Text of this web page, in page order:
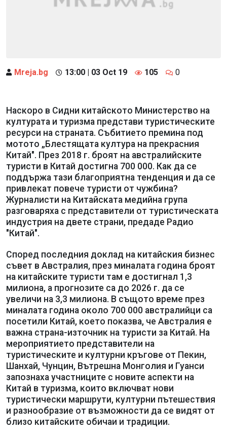
Mreja.bg 13:00 | 03 Oct 19 105 0
Наскоро в Сидни китайското Министерство на
културата и туризма представи туристическите
ресурси на страната. Събитието премина под
мотото „Блестящата култура на прекрасния
Китай". През 2018 г. броят на австралийските
туристи в Китай достигна 700 000. Как да се
поддържа тази благоприятна тенденция и да се
привлекат повече туристи от чужбина?
Журналисти на Китайската медийна група
разговаряха с представители от туристическата
индустрия на двете страни, предаде Радио
"Китай".
Според последния доклад на китайския бизнес
съвет в Австралия, през миналата година броят
на китайските туристи там е достигнал 1,3
милиона, а прогнозите са до 2026 г. да се
увеличи на 3,3 милиона. В същото време през
миналата година около 700 000 австралийци са
посетили Китай, което показва, че Австралия е
важна страна-източник на туристи за Китай. На
мероприятието представители на
туристическите и културни кръгове от Пекин,
Шанхай, Чунцин, Вътрешна Монголия и Гуанси
запознаха участниците с новите аспекти на
Китай в туризма, които включват нови
туристически маршрути, културни пътешествия
и разнообразие от възможности да се видят от
близо китайските обичаи и традиции.